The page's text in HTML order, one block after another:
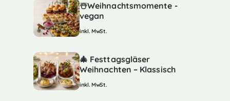
☃️Weihnachtsmomente -
vegan
inkl. MwSt.
🎄 Festtagsgläser
Weihnachten – Klassisch
inkl. MwSt.